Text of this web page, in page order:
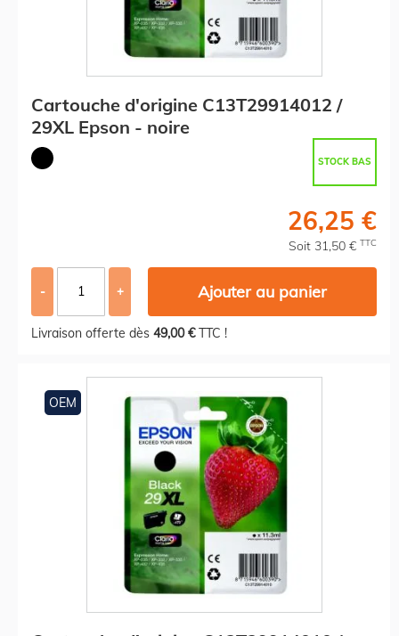
Cartouche d'origine C13T29914012 /
29XL Epson - noire
STOCK BAS
26,25 €
Soit 31,50 € TTC
- + Ajouter au panier
Livraison offerte dès 49,00 €TTC !
OEM